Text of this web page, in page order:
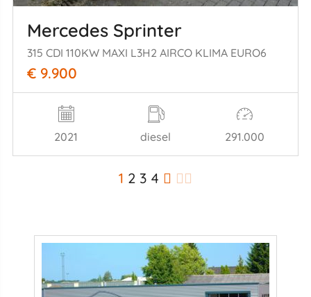
Mercedes Sprinter
315 CDI 110KW MAXI L3H2 AIRCO KLIMA EURO6
€ 9.900
2021 diesel 291.000
1 2 3 4